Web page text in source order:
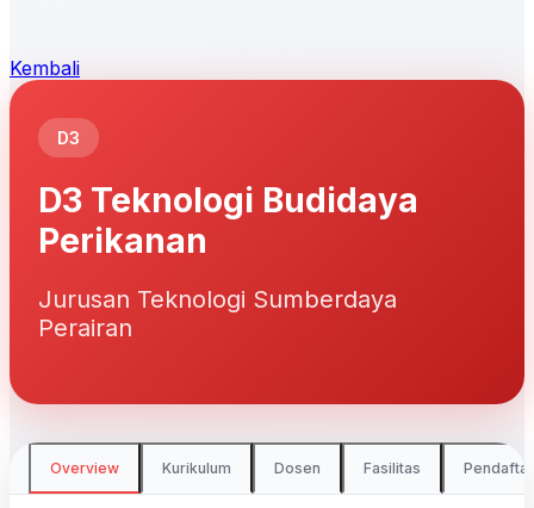
Kembali
D3
D3 Teknologi Budidaya
Perikanan
Jurusan Teknologi Sumberdaya
Perairan
Overview Kurikulum Dosen Fasilitas